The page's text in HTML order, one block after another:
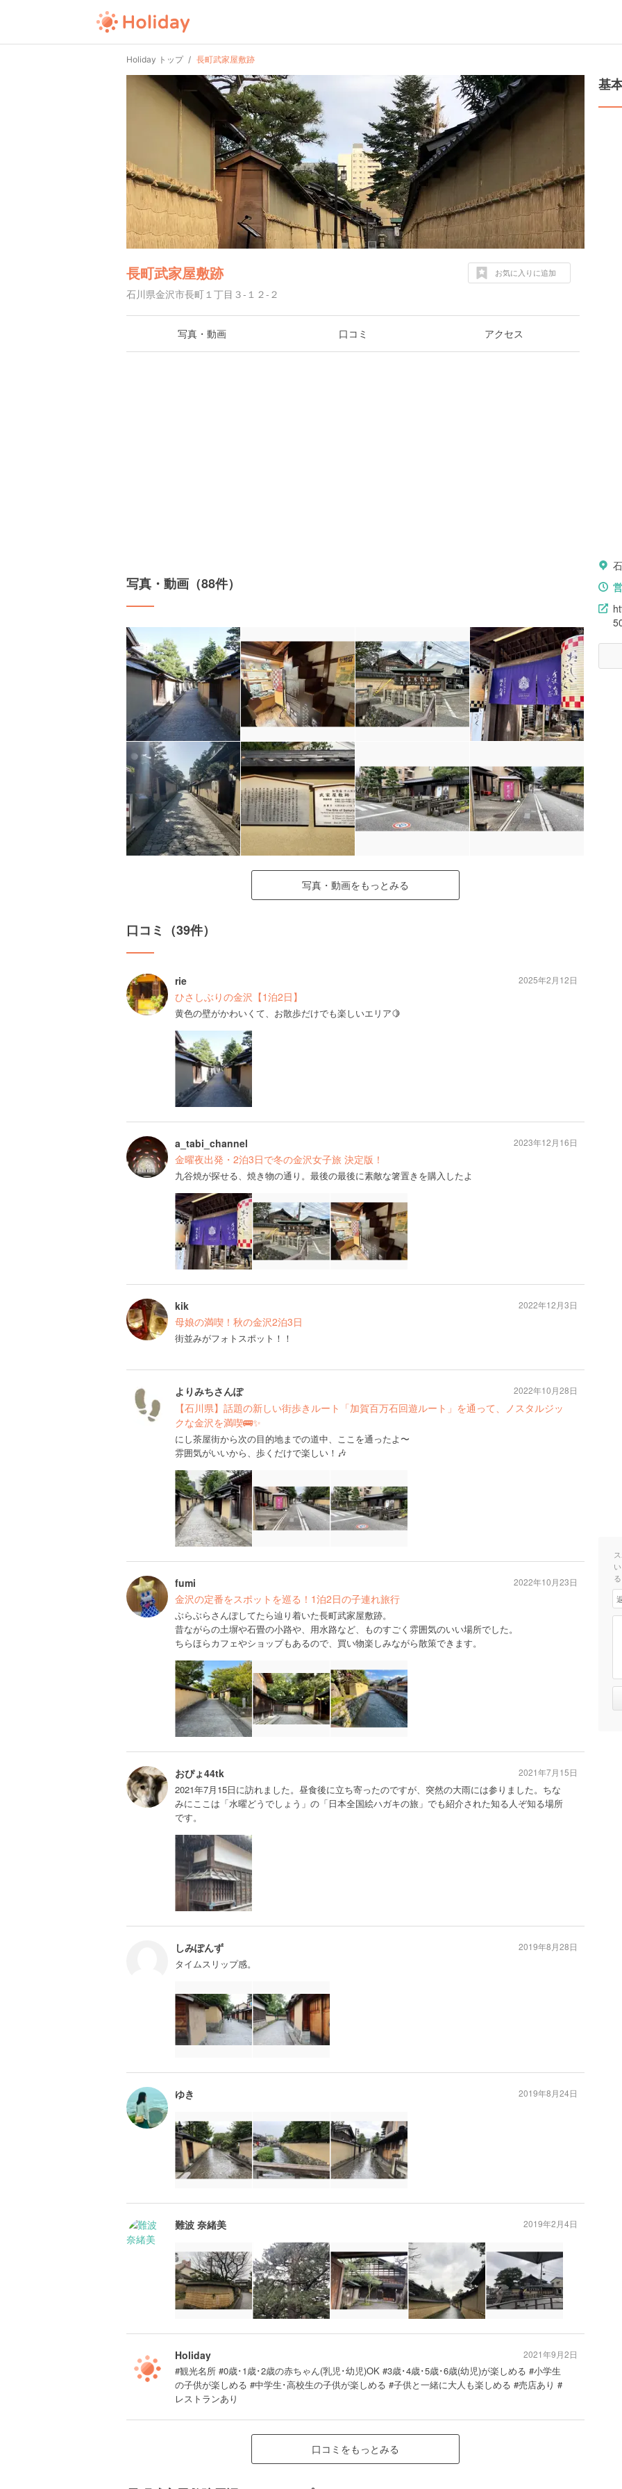
Holiday トップ 長町武家屋敷跡
長町武家屋敷跡
石川県金沢市長町１丁目３-１２-２
お気に入りに追加
写真・動画 口コミ アクセス
写真・動画（88件）
写真・動画をもっとみる
口コミ（39件）
rie
ひさしぶりの金沢【1泊2日】
黄色の壁がかわいくて、お散歩だけでも楽しいエリア🍋
2025年2月12日
a_tabi_channel
金曜夜出発・2泊3日で冬の金沢女子旅 決定版！
九谷焼が探せる、焼き物の通り。最後の最後に素敵な箸置きを購入したよ
2023年12月16日
kik
母娘の満喫！秋の金沢2泊3日
街並みがフォトスポット！！
2022年12月3日
よりみちさんぽ
【石川県】話題の新しい街歩きルート「加賀百万石回遊ルート」を通って、ノスタルジッ
クな金沢を満喫🚌✨
にし茶屋街から次の目的地までの道中、ここを通ったよ〜
雰囲気がいいから、歩くだけで楽しい！🎶
2022年10月28日
fumi
金沢の定番をスポットを巡る！1泊2日の子連れ旅行
ぶらぶらさんぽしてたら辿り着いた長町武家屋敷跡。
昔ながらの土塀や石畳の小路や、用水路など、ものすごく雰囲気のいい場所でした。
ちらほらカフェやショップもあるので、買い物楽しみながら散策できます。
2022年10月23日
おぴょ44tk
2021年7月15日に訪れました。昼食後に立ち寄ったのですが、突然の大雨には参りました。ちな
みにここは「水曜どうでしょう」の「日本全国絵ハガキの旅」でも紹介された知る人ぞ知る場所
です。
2021年7月15日
しみぽんず
タイムスリップ感。
2019年8月28日
ゆき 2019年8月24日
難波 奈緒美 2019年2月4日
Holiday
#観光名所 #0歳･1歳･2歳の赤ちゃん(乳児･幼児)OK #3歳･4歳･5歳･6歳(幼児)が楽しめる #小学生
の子供が楽しめる #中学生･高校生の子供が楽しめる #子供と一緒に大人も楽しめる #売店あり #
レストランあり
2021年9月2日
口コミをもっとみる
基